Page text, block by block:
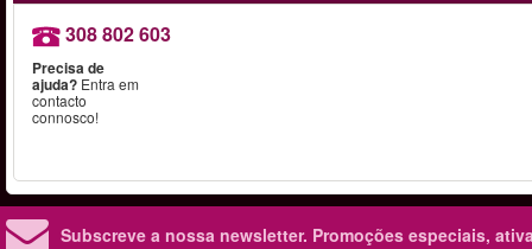
308 802 603
Precisa de
ajuda? Entra em
contacto
connosco!
Subscreve a nossa newsletter. Promoções especiais,